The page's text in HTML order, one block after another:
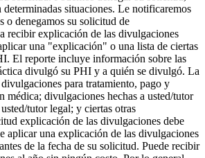
situaciones. Le notificaremos
o denegamos su solicitud de
recibir explicación de las divulgaciones
una "explicación" o una lista de ciertas
El reporte incluye información sobre las
divulgó su PHI y a quién se divulgó. La
para tratamiento, pago y
médica; divulgaciones hechas a usted/tutor
tutor legal; y ciertas otras
explicación de las divulgaciones debe
aplicar una explicación de las divulgaciones
de la fecha de su solicitud. Puede recibir